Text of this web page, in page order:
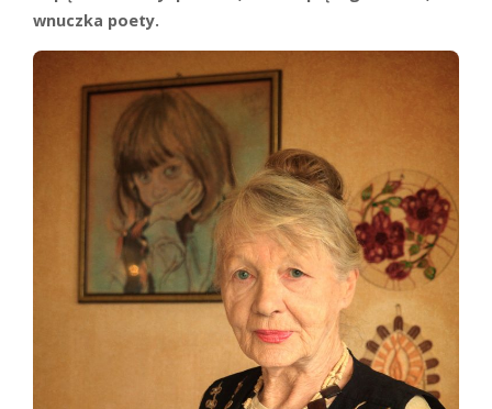
wnuczka poety.